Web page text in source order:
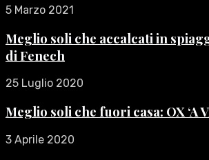
5 Marzo 2021
Meglio soli che accalcati in
di Fenech
25 Luglio 2020
Meglio soli che fuori casa: OX ‘A
3 Aprile 2020